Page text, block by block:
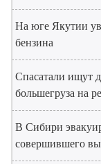
На юге Якутии
бензина
Спасатали ищут
большегруза на
В Сибири
совершившего